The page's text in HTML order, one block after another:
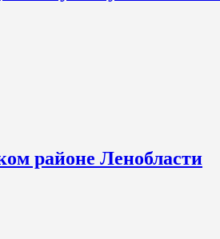
районе Ленобласти